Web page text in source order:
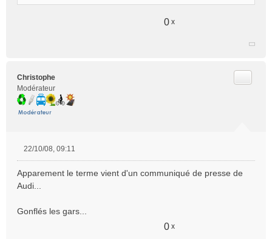
0 x
Christophe
Modérateur
s
s
g
22/10/08, 09:11
Apparement le terme vient d'un communiqué de presse de
Audi...
Gonflés les gars...
0 x